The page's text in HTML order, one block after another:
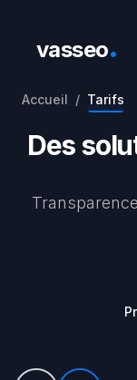
vasseo.
Accueil / Tarifs
Tarifs
Des